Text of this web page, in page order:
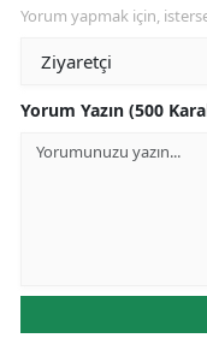
Yorum yapmak için,
Yorum Yazın (500